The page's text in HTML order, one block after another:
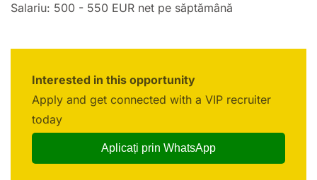
Salariu: 500 - 550 EUR net pe săptămână
Interested in this opportunity
Apply and get connected with a VIP recruiter
today
Aplicați prin WhatsApp